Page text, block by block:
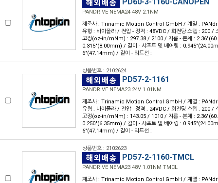
PANDRIVE NEMA24 48V 2.1NM
제조사 : Trinamic Motion Control GmbH / 계열 :
유형 : 바이폴라 / 전압 - 정격 : 48VDC / 회전당 스텝 : 200 /
고정(oz-in/mNm) : 297.38 / 2100 / 지름 - 본체 :
0.315"(8.00mm) / 길이 - 샤프트 및 베어링 :
6"(47.14mm) / 길이 - 리드선 :
상품번호 : 2102624
PD57-2-1161
PANDRIVE NEMA23 24V 1.01NM
제조사 : Trinamic Motion Control GmbH / 계열 :
유형 : 바이폴라 / 전압 - 정격 : 24VDC / 회전당 스텝 : 200 /
고정(oz-in/mNm) : 143.05 / 1010 / 지름 - 본체 :
0.250"(6.35mm) / 길이 - 샤프트 및 베어링 :
6"(47.14mm) / 길이 - 리드선 :
상품번호 : 2102623
PD57-2-1160-TMCL
PANDRIVE NEMA23 48V 1.01NM TMCL
제조사 : Trinamic Motion Control GmbH / 계열 :